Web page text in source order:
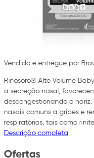
Vendido e entregue por
Rinosoro® Alto Volume
a secreção nasal,
descongestionando o
nasais comuns a gripes e
respiratórias, tais como
Descrição completa
Ofertas